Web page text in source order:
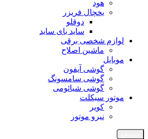
هود
یخچال فریزر
دوقلو
ساید بای ساید
لوازم شخصی برقی
ماشین اصلاح
موبایل
گوشی آیفون
گوشی سامسونگ
گوشی شیائومی
موتور سیکلت
کویر
نیرو موتور